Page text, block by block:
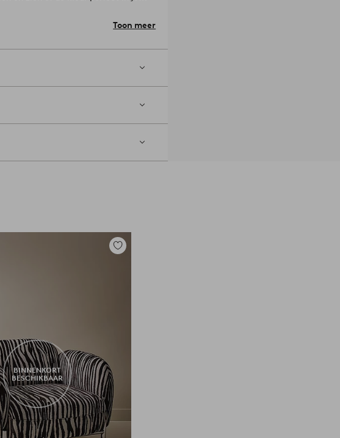
stof heet OTE KAPOK met
door de Forest
Licentienummer en testinstituut:
we je aan om meubelpootjes
zetten.
Artikelnummer: 2116362-02-0
Toon meer
BINNENKORT
BESCHIKBAAR
Toevoegen